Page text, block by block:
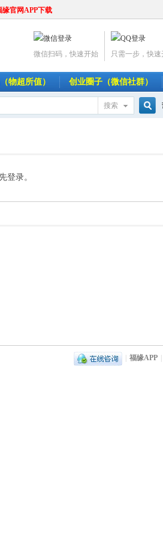
缘官网APP下载
只需一步，快速
微信扫码，快速开始
物超所值） 创业圈子（微信社群）
搜索
登录。
福缘APP